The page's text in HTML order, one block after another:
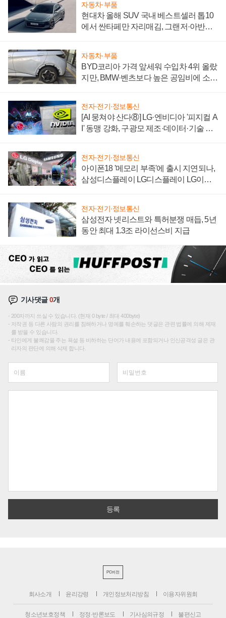
자동차·부품
현대차 올해 SUV 국내 베스트셀러 톱10
에서 싼타페만 자리매김, 그랜저·아반떼
자동차·부품
BYD코리아 가격 앞세워 수입차 4위 올랐
지만, BMW·벤츠보다 높은 공임비에 소비
전자·전기·정보통신
[AI 뭉쳐야 산다⑧] LG·엔비디아 '피지컬 A
I' 동맹 강화, 구광모 제조·데이터·기술 결
전자·전기·정보통신
아이폰18 '메모리 부족'에 출시 지연되나,
삼성디스플레이 LG디스플레이 LG이노
전자·전기·정보통신
삼성전자 넷리스트와 특허분쟁 매듭, 5년
동안 최대 1.3조 라이선스비 지급
기사댓글0개
200자까지 쓰실 수 있습니다. (현재 0 byte / 최대 400byte)
저작권 등 다른 사람의 권리를 침해하거나 명예를 훼손하는 댓글은 관련 법률에 의해 제재
를 받을 수 있습니다.
타인에게 불쾌감을 주는 욕설 등 비하하는 단어가 내용에 포함되거나 인신공격성 글은 관
리자의 판단에 의해 삭제 합니다.
PC버전
회사소개 윤리강령 개인정보처리방침 이용자위원회
청소년보호정책 정정·반론보도 기사심의규정 불편신고